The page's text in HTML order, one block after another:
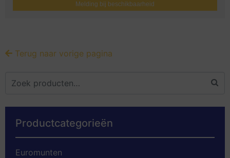
Melding bij beschikbaarheid
Terug naar vorige pagina
Productcategorieën
Euromunten